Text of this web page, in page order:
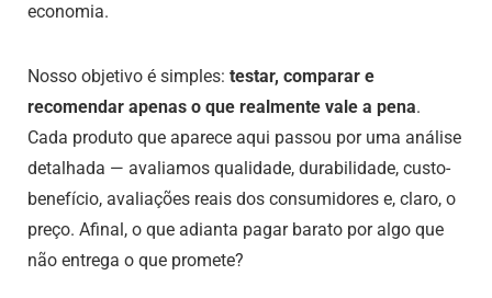
economia.
Nosso objetivo é simples: testar, comparar e
recomendar apenas o que realmente vale a pena.
Cada produto que aparece aqui passou por uma análise
detalhada — avaliamos qualidade, durabilidade, custo-
benefício, avaliações reais dos consumidores e, claro, o
preço. Afinal, o que adianta pagar barato por algo que
não entrega o que promete?